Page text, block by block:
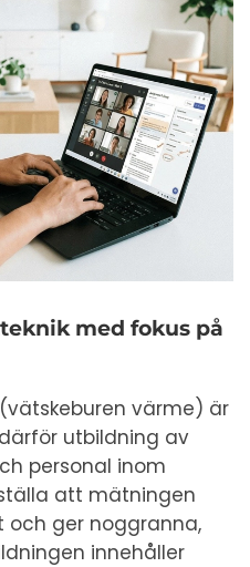
med fokus på
värme) är
utbildning av
personal inom
att mätningen
och ger noggranna,
innehåller